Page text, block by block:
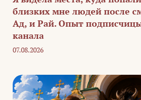
близких мне людей после
Ад, и Рай. Опыт
канала
07.08.2026